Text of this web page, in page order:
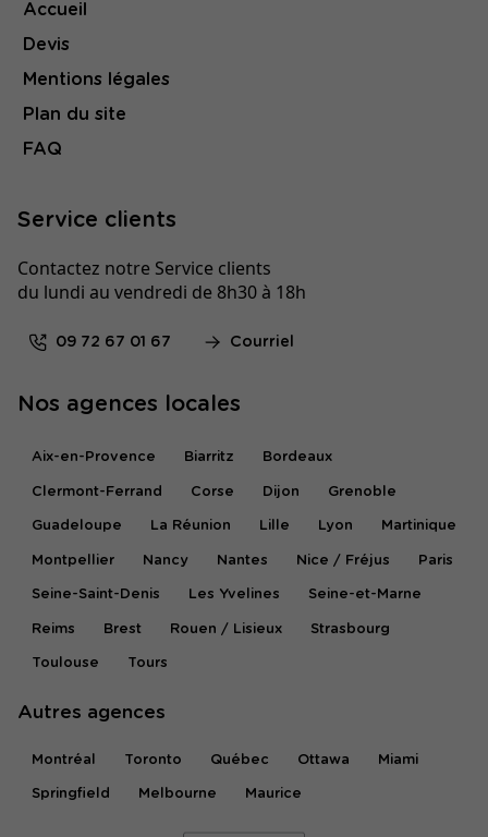
Accueil
Devis
Mentions légales
Plan du site
FAQ
Service clients
Contactez notre Service clients
du lundi au vendredi de 8h30 à 18h
09 72 67 01 67 Courriel
Nos agences locales
Aix-en-Provence Biarritz Bordeaux
Clermont-Ferrand Corse Dijon Grenoble
Guadeloupe La Réunion Lille Lyon Martinique
Montpellier Nancy Nantes Nice / Fréjus Paris
Seine-Saint-Denis Les Yvelines Seine-et-Marne
Reims Brest Rouen / Lisieux Strasbourg
Toulouse Tours
Autres agences
Montréal Toronto Québec Ottawa Miami
Springfield Melbourne Maurice